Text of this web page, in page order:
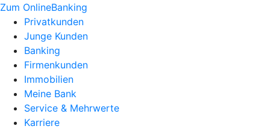
Zum OnlineBanking
Privatkunden
Junge Kunden
Banking
Firmenkunden
Immobilien
Meine Bank
Service & Mehrwerte
Karriere